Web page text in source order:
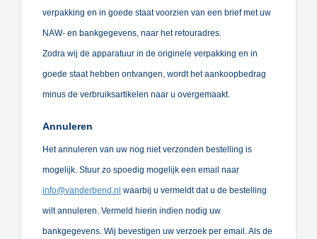
verpakking en in goede staat voorzien van een brief met uw
NAW- en bankgegevens, naar het retouradres.
Zodra wij de apparatuur in de originele verpakking en in
goede staat hebben ontvangen, wordt het aankoopbedrag
minus de verbruiksartikelen naar u overgemaakt.
Annuleren
Het annuleren van uw nog niet verzonden bestelling is
mogelijk. Stuur zo spoedig mogelijk een email naar
info@vanderbend.nl waarbij u vermeldt dat u de bestelling
wilt annuleren. Vermeld hierin indien nodig uw
bankgegevens. Wij bevestigen uw verzoek per email. Als de